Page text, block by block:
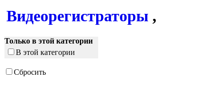
Видеорегистраторы ,
Только в этой категории
В этой категории
Сбросить